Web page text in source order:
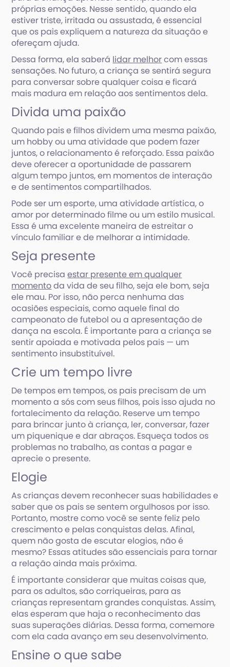
próprias emoções. Nesse sentido, quando ela
estiver triste, irritada ou assustada, é essencial
que os pais expliquem a natureza da situação e
ofereçam ajuda.
Dessa forma, ela saberá lidar melhorcom essas
sensações. No futuro, a criança se sentirá segura
para conversar sobre qualquer coisa e ficará
mais madura em relação aos sentimentos dela.
Divida uma paixão
Quando pais e filhos dividem uma mesma paixão,
um hobby ou uma atividade que podem fazer
juntos, o relacionamento é reforçado. Essa paixão
deve oferecer a oportunidade de passarem
algum tempo juntos, em momentos de interação
e de sentimentos compartilhados.
Pode ser um esporte, uma atividade artística, o
amor por determinado filme ou um estilo musical.
Essa é uma excelente maneira de estreitar o
vínculo familiar e de melhorar a intimidade.
Seja presente
Você precisaestar presente em qualquer
momentoda vida de seu filho, seja ele bom, seja
ele mau. Por isso, não perca nenhuma das
ocasiões especiais, como aquele final do
campeonato de futebol ou a apresentação de
dança na escola. É importante para a criança se
sentir apoiada e motivada pelos pais — um
sentimento insubstituível.
Crie um tempo livre
De tempos em tempos, os pais precisam de um
momento a sós com seus filhos, pois isso ajuda no
fortalecimento da relação. Reserve um tempo
para brincar junto à criança, ler, conversar, fazer
um piquenique e dar abraços. Esqueça todos os
problemas no trabalho, as contas a pagar e
aprecie o presente.
Elogie
As crianças devem reconhecer suas habilidades e
saber que os pais se sentem orgulhosos por isso.
Portanto, mostre como você se sente feliz pelo
crescimento e pelas conquistas delas. Afinal,
quem não gosta de escutar elogios, não é
mesmo? Essas atitudes são essenciais para tornar
a relação ainda mais próxima.
É importante considerar que muitas coisas que,
para os adultos, são corriqueiras, para as
crianças representam grandes conquistas. Assim,
elas esperam que haja o reconhecimento das
suas superações diárias. Dessa forma, comemore
com ela cada avanço em seu desenvolvimento.
Ensine o que sabe